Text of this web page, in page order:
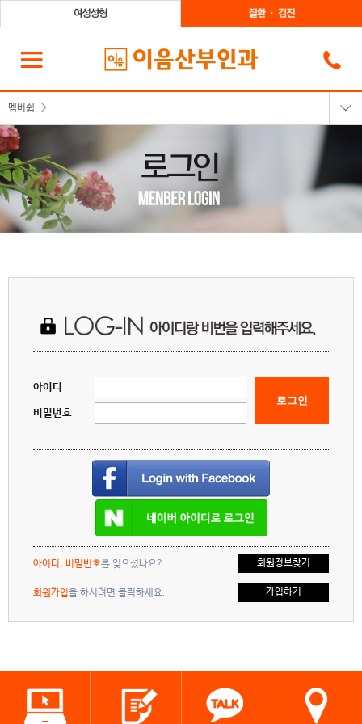
멤버쉽
회원가입
회원정보찾기
아이디
비밀번호
로그인
아이디, 비밀번호를 잊으셨나요? 회원정보찾기
회원가입을 하시려면 클릭하세요. 가입하기